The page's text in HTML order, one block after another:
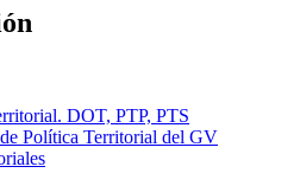
DOT, PTP, PTS
Política Territorial del GV